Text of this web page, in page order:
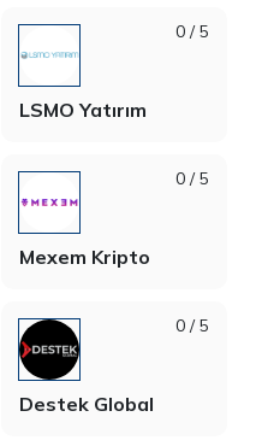
0 / 5
LSMO Yatırım
0 / 5
Mexem Kripto
0 / 5
Destek Global